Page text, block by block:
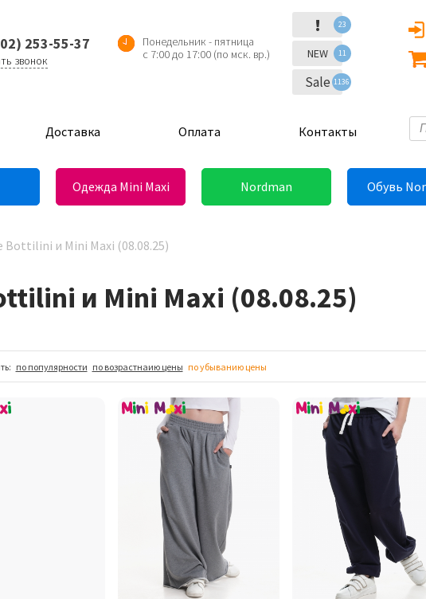
253-55-37
звонок
Понедельник - пятница
с 7:00 до 17:00 (по мск. вр.)
! 23
NEW 11
Sale 1136
Доставка Оплата Контакты
Одежда Mini Maxi Nordman Обувь
Bottilini и Mini Maxi (08.08.25)
и Mini Maxi (08.08.25)
по популярности по возрастнаию цены по убыванию цены